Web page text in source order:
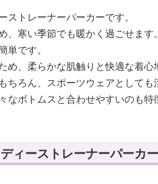
トレーナーパーカーです。
寒い季節でも暖かく過ごせます。
です。
、柔らかな肌触りと快適な着心
ちろん、スポーツウェアとしても
なボトムスと合わせやすいのも特
ィーストレーナーパーカー